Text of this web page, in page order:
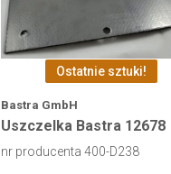
Ostatnie sztuki!
Bastra GmbH
Uszczelka Bastra 12678
nr producenta 400-D238